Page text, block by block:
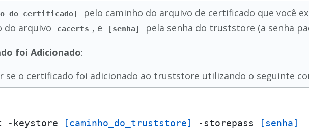
pelo caminho do arquivo de certificado que você
do arquivo
cacerts , e [senha] pela senha do truststore (a senha
foi Adicionado:
se o certificado foi adicionado ao truststore utilizando o seguinte
keystore [caminho_do_truststore] -storepass [senha]